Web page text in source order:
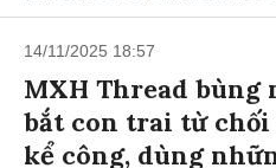
14/11/2025 18:57
MXH Thread bùng
bắt con trai từ chối
kể công, dùng